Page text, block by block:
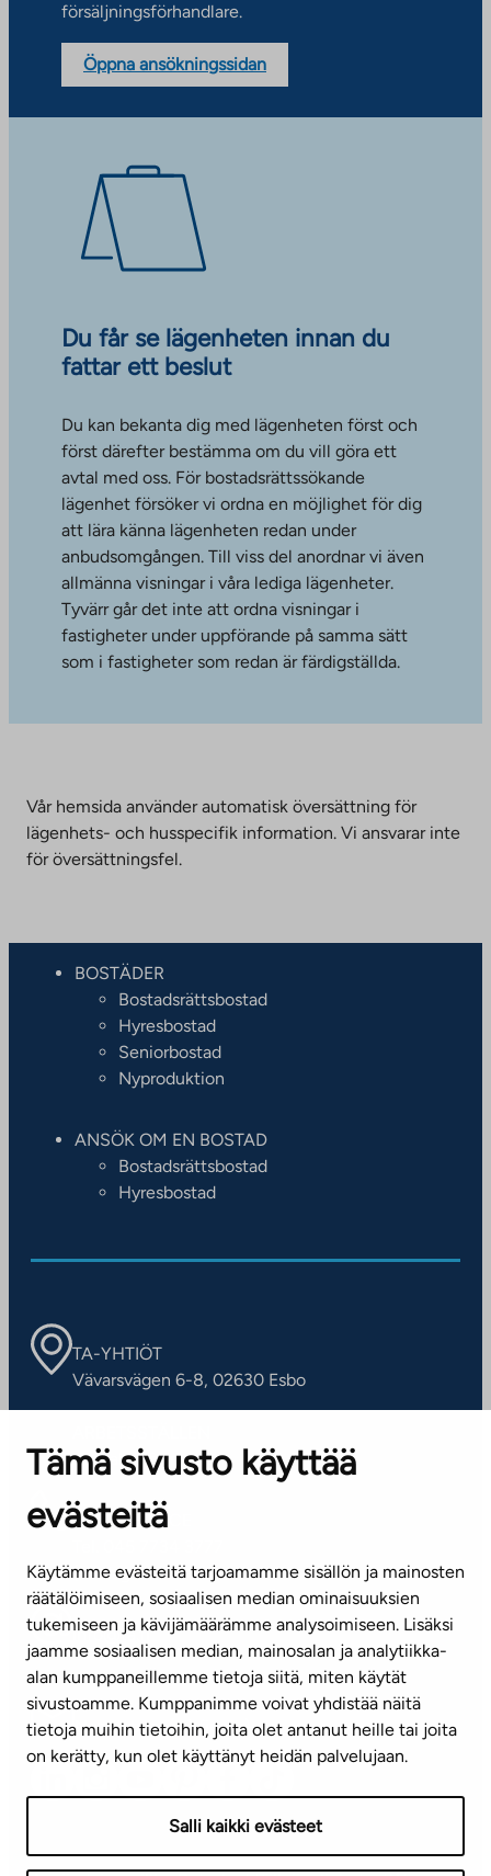
Tämä sivusto käyttää
evästeitä
Käytämme evästeitä tarjoamamme sisällön ja mainosten
räätälöimiseen, sosiaalisen median ominaisuuksien
tukemiseen ja kävijämäärämme analysoimiseen. Lisäksi
jaamme sosiaalisen median, mainosalan ja analytiikka-
alan kumppaneillemme tietoja siitä, miten käytät
sivustoamme. Kumppanimme voivat yhdistää näitä
tietoja muihin tietoihin, joita olet antanut heille tai joita
on kerätty, kun olet käyttänyt heidän palvelujaan.
Salli kaikki evästeet
försäljningsförhandlare.
Öppna ansökningssidan
Du får se lägenheten innan du
fattar ett beslut
Du kan bekanta dig med lägenheten först och
först därefter bestämma om du vill göra ett
avtal med oss. För bostadsrättssökande
lägenhet försöker vi ordna en möjlighet för dig
att lära känna lägenheten redan under
anbudsomgången. Till viss del anordnar vi även
allmänna visningar i våra lediga lägenheter.
Tyvärr går det inte att ordna visningar i
fastigheter under uppförande på samma sätt
som i fastigheter som redan är färdigställda.
Vår hemsida använder automatisk översättning för
lägenhets- och husspecifik information. Vi ansvarar inte
för översättningsfel.
BOSTÄDER
Bostadsrättsbostad
Hyresbostad
Seniorbostad
Nyproduktion
ANSÖK OM EN BOSTAD
Bostadsrättsbostad
Hyresbostad
TA-YHTIÖT
Vävarsvägen 6-8, 02630 Esbo
Kontaktinformation
KUNDSERVICE
(vardagar kl. 8–16)
info@ta.fi
Nyhetsbrev (på finska)